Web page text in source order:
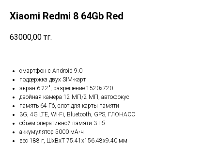
Xiaomi Redmi 8 64Gb Red
63000,00 тг.
смартфон с Android 9.0
поддержка двух SIM-карт
экран 6.22", разрешение 1520x720
двойная камера 12 МП/2 МП, автофокус
память 64 Гб, слот для карты памяти
3G, 4G LTE, Wi-Fi, Bluetooth, GPS, ГЛОНАСС
объем оперативной памяти 3 Гб
аккумулятор 5000 мА⋅ч
вес 188 г, ШxВxТ 75.41x156.48x9.40 мм